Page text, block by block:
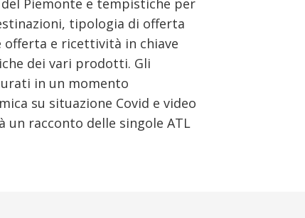
Piemonte e tempistiche per
tipologia di offerta
e ricettività in chiave
dei vari prodotti. Gli
in un momento
su situazione Covid e video
un racconto delle singole ATL